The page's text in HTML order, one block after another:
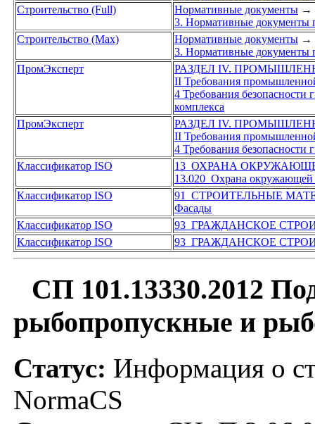
Строительство (Full)
Нормативные документы →
3. Нормативные документы
Строительство (Max)
Нормативные документы →
3. Нормативные документы
ПромЭксперт
РАЗДЕЛ IV.
II Требования
4 Требования безопасности
комплекса
ПромЭксперт
РАЗДЕЛ IV.
II Требования
4 Требования безопасности
Классификатор ISO
13 ОХРАНА
13.020 Охрана окружающей
Классификатор ISO
91 СТРОИТЕЛЬНЫЕ
Фасады
Классификатор ISO
93 ГРАЖДАНСКОЕ
Классификатор ISO
93 ГРАЖДАНСКОЕ
СП 101.13330.2012
рыбопропускные и
Статус: Информация о
NormaCS